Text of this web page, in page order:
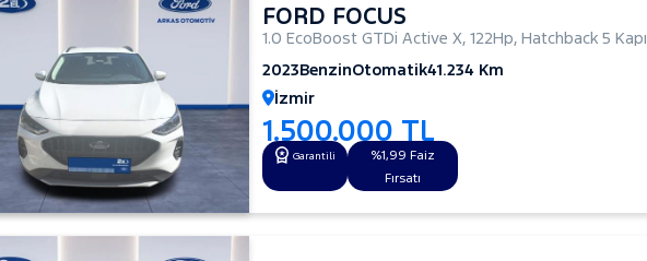
FORD FOCUS
1.0 EcoBoost GTDi Active X, 122Hp, Hatchback 5 Kapı
2023BenzinOtomatik41.234 Km
İzmir
1.500.000 TL
Garantili
%1,99 Faiz
Fırsatı